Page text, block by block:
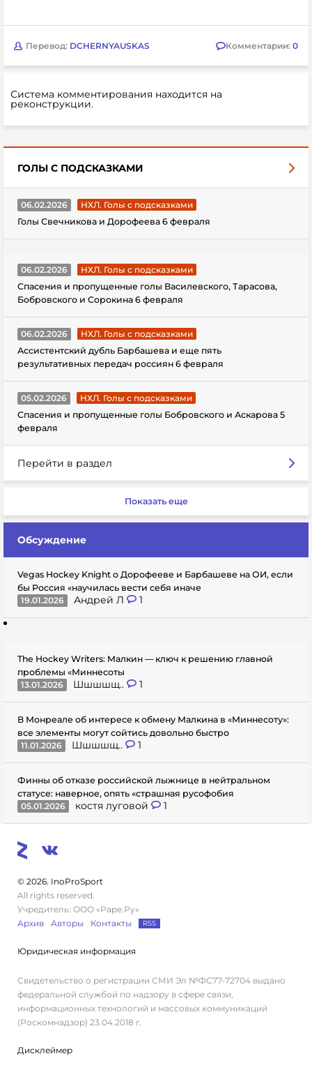
Перевод: DCHERNYAUSKAS Комментарии: 0
Система комментирования находится на
реконструкции.
ГОЛЫ С ПОДСКАЗКАМИ
06.02.2026
НХЛ. Голы с подсказками
Голы Свечникова и Дорофеева 6 февраля
06.02.2026
НХЛ. Голы с подсказками
Спасения и пропущенные голы Василевского, Тарасова,
Бобровского и Сорокина 6 февраля
06.02.2026
НХЛ. Голы с подсказками
Ассистентский дубль Барбашева и еще пять
результативных передач россиян 6 февраля
05.02.2026
НХЛ. Голы с подсказками
Спасения и пропущенные голы Бобровского и Аскарова 5
февраля
Перейти в раздел
Показать еще
Обсуждение
Vegas Hockey Knight о Дорофееве и Барбашеве на ОИ, если
бы Россия «научилась вести себя иначе
19.01.2026
Андрей Л 1
The Hockey Writers: Малкин — ключ к решению главной
проблемы «Миннесоты
13.01.2026
Шшшшщ.. 1
В Монреале об интересе к обмену Малкина в «Миннесоту»:
все элементы могут сойтись довольно быстро
11.01.2026
Шшшшщ.. 1
Финны об отказе российской лыжнице в нейтральном
статусе: наверное, опять «страшная русофобия
05.01.2026
костя луговой 1
© 2026. InoProSport
All rights reserved.
Учредитель: ООО «Раре.Ру»
Архив
Авторы Контакты RSS
Юридическая информация
Свидетельство о регистрации СМИ Эл №ФС77-72704 выдано
федеральной службой по надзору в сфере связи,
информационных технологий и массовых коммуникаций
(Роскомнадзор) 23.04.2018 г.
Дисклеймер